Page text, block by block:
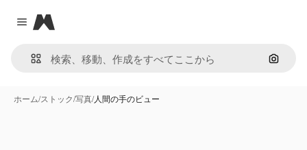
Close menu
Magnific
画像で
ホーム/ストック/写真/人間の手のビュー